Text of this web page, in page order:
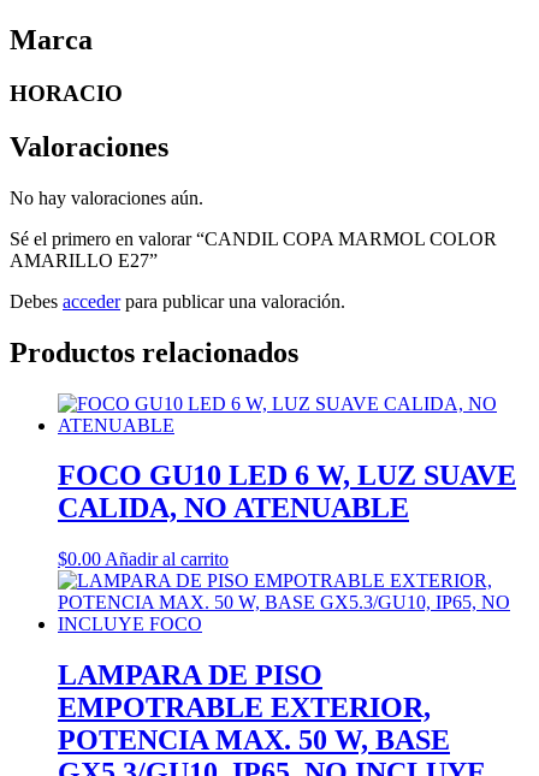
Marca
HORACIO
Valoraciones
No hay valoraciones aún.
Sé el primero en valorar “CANDIL COPA MARMOL COLOR
AMARILLO E27”
Debes accederpara publicar una valoración.
Productos relacionados
FOCO GU10 LED 6 W, LUZ SUAVE
CALIDA, NO ATENUABLE
$0.00 Añadir al carrito
LAMPARA DE PISO
EMPOTRABLE EXTERIOR,
POTENCIA MAX. 50 W, BASE